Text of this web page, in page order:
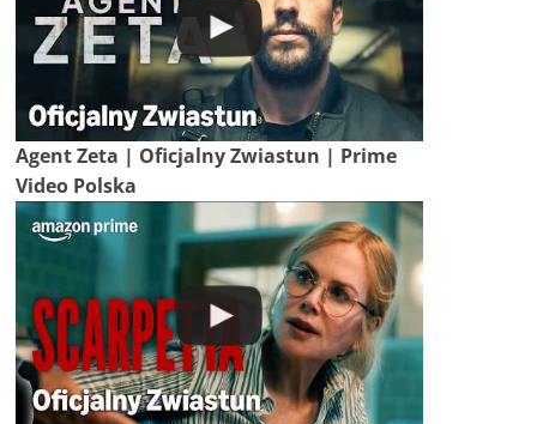
Agent Zeta | Oficjalny Zwiastun | Prime
Video Polska